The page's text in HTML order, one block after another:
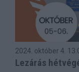
2024. október 4.
Lezárás